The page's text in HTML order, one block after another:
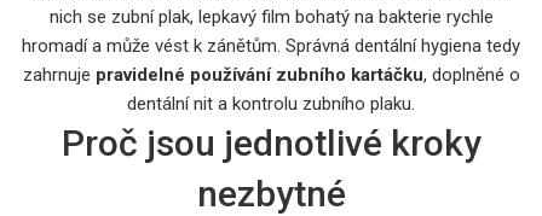
nich se zubní plak, lepkavý film bohatý na bakterie rychle
hromadí a může vést k zánětům. Správná dentální hygiena tedy
zahrnuje pravidelné používání zubního kartáčku, doplněné o
dentální nit a kontrolu zubního plaku.
Proč jsou jednotlivé kroky
nezbytné